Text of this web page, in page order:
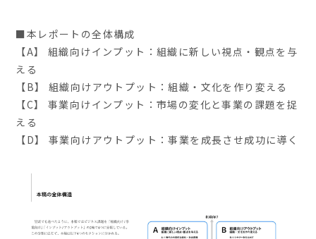
■本レポートの全体構成
【A】 組織向けインプット：組織に新しい視点・観点を与
える
【B】 組織向けアウトプット：組織・文化を作り変える
【C】 事業向けインプット：市場の変化と事業の課題を捉
える
【D】 事業向けアウトプット：事業を成長させ成功に導く